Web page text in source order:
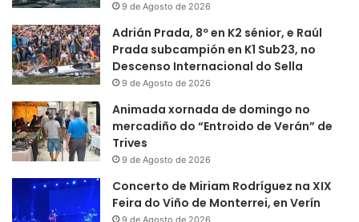
9 de Agosto de 2026
Adrián Prada, 8º en K2 sénior, e Raúl
Prada subcampión en K1 Sub23, no
Descenso Internacional do Sella
9 de Agosto de 2026
Animada xornada de domingo no
mercadiño do “Entroido de Verán” de
Trives
9 de Agosto de 2026
Concerto de Miriam Rodríguez na XIX
Feira do Viño de Monterrei, en Verín